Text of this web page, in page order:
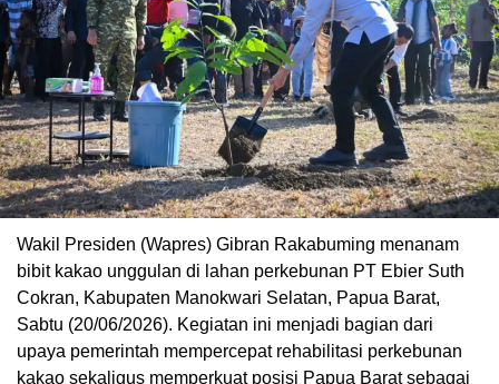
Wakil Presiden (Wapres) Gibran Rakabuming menanam
bibit kakao unggulan di lahan perkebunan PT Ebier Suth
Cokran, Kabupaten Manokwari Selatan, Papua Barat,
Sabtu (20/06/2026). Kegiatan ini menjadi bagian dari
upaya pemerintah mempercepat rehabilitasi perkebunan
kakao sekaligus memperkuat posisi Papua Barat sebagai